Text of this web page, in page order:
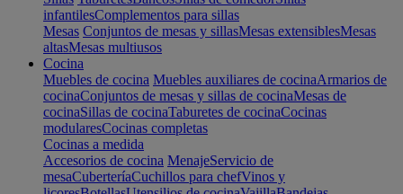
infantilesComplementos para sillas
Mesas Conjuntos de mesas y sillasMesas extensiblesMesas
altasMesas multiusos
Cocina
Muebles de cocina Muebles auxiliares de cocinaArmarios de
cocinaConjuntos de mesas y sillas de cocinaMesas de
cocinaSillas de cocinaTaburetes de cocinaCocinas
modularesCocinas completas
Cocinas a medida
Accesorios de cocina MenajeServicio de
mesaCuberteríaCuchillos para chefVinos y